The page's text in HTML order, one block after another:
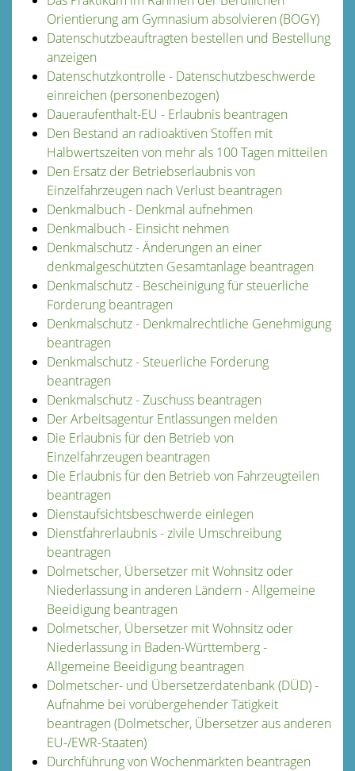
Orientierung am Gymnasium absolvieren (BOGY)
Datenschutzbeauftragten bestellen und Bestellung
anzeigen
Datenschutzkontrolle - Datenschutzbeschwerde
einreichen (personenbezogen)
Daueraufenthalt-EU - Erlaubnis beantragen
Den Bestand an radioaktiven Stoffen mit
Halbwertszeiten von mehr als 100 Tagen mitteilen
Den Ersatz der Betriebserlaubnis von
Einzelfahrzeugen nach Verlust beantragen
Denkmalbuch - Denkmal aufnehmen
Denkmalbuch - Einsicht nehmen
Denkmalschutz - Änderungen an einer
denkmalgeschützten Gesamtanlage beantragen
Denkmalschutz - Bescheinigung für steuerliche
Förderung beantragen
Denkmalschutz - Denkmalrechtliche Genehmigung
beantragen
Denkmalschutz - Steuerliche Förderung
beantragen
Denkmalschutz - Zuschuss beantragen
Der Arbeitsagentur Entlassungen melden
Die Erlaubnis für den Betrieb von
Einzelfahrzeugen beantragen
Die Erlaubnis für den Betrieb von Fahrzeugteilen
beantragen
Dienstaufsichtsbeschwerde einlegen
Dienstfahrerlaubnis - zivile Umschreibung
beantragen
Dolmetscher, Übersetzer mit Wohnsitz oder
Niederlassung in anderen Ländern - Allgemeine
Beeidigung beantragen
Dolmetscher, Übersetzer mit Wohnsitz oder
Niederlassung in Baden-Württemberg -
Allgemeine Beeidigung beantragen
Dolmetscher- und Übersetzerdatenbank (DÜD) -
Aufnahme bei vorübergehender Tätigkeit
beantragen (Dolmetscher, Übersetzer aus anderen
EU-/EWR-Staaten)
Durchführung von Wochenmärkten beantragen